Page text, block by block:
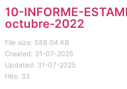
10-INFORME-
octubre-2022
File size: 588.04 KB
Created: 31-07-2025
Updated: 31-07-2025
Hits: 33